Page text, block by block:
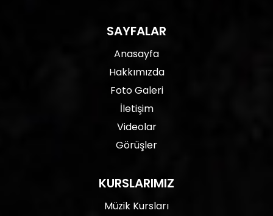
SAYFALAR
Anasayfa
Hakkımızda
Foto Galeri
İletişim
Videolar
Görüşler
KURSLARIMIZ
Müzik Kursları